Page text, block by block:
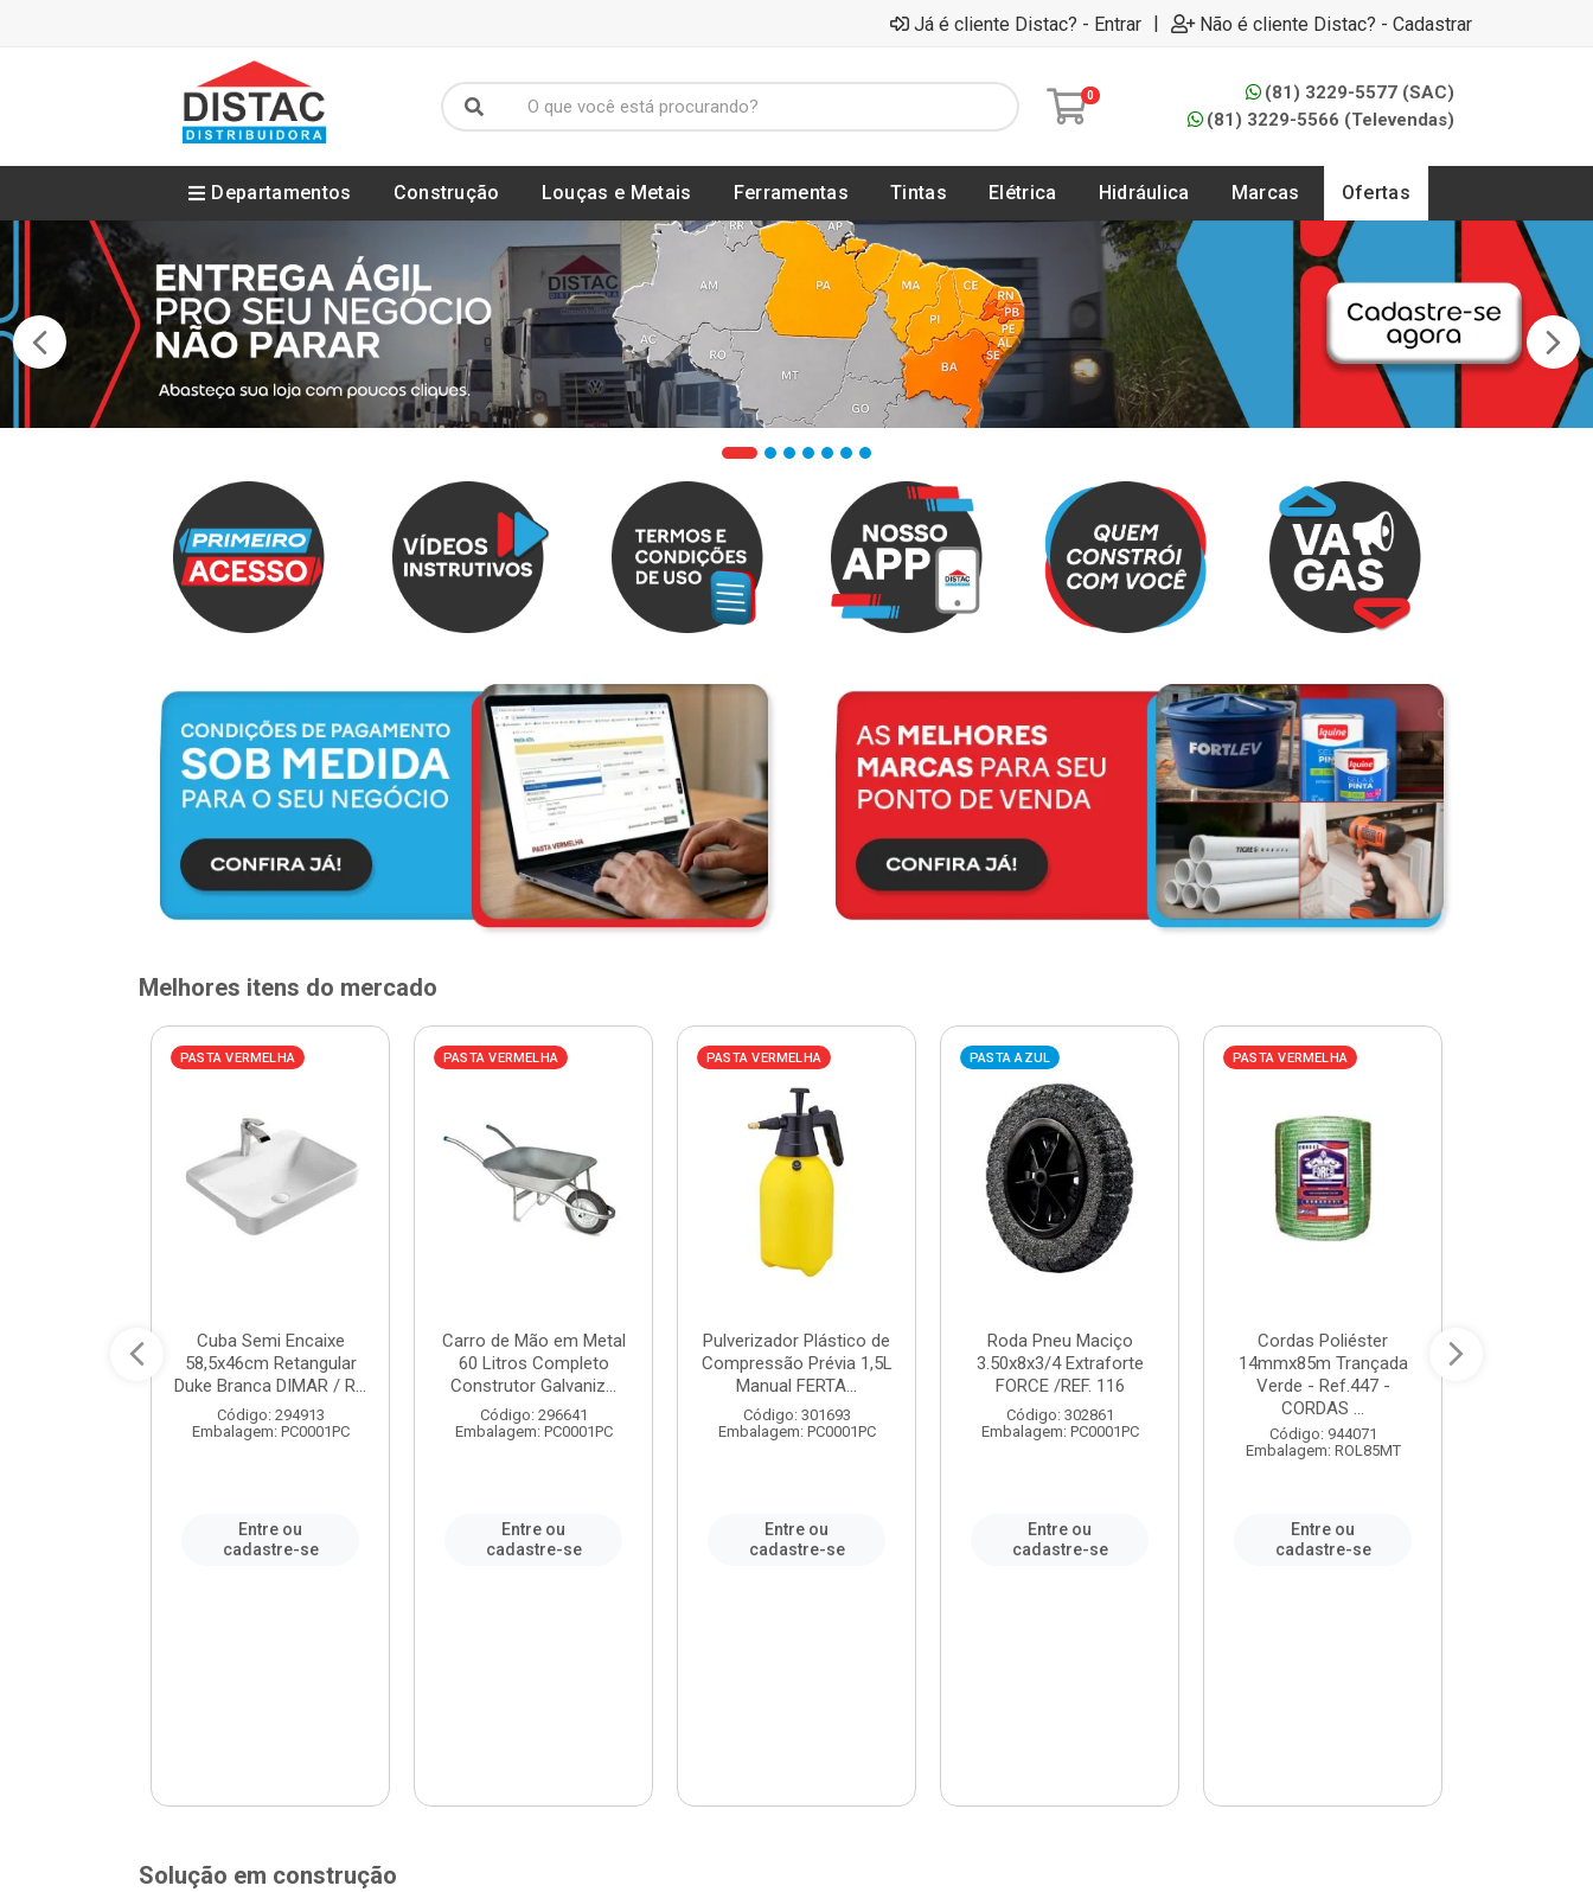
Já é cliente Distac? - Entrar | Não é cliente Distac? - Cadastrar
0
(81) 3229-5577 (SAC)
(81) 3229-5566 (Televendas)
Departamentos Construção Louças e Metais Ferramentas Tintas Elétrica Hidráulica Marcas Ofertas
Melhores itens do mercado
PASTA VERMELHA
Cuba Semi Encaixe
58,5x46cm Retangular
Duke Branca DIMAR / R...
Código: 294913
Embalagem: PC0001PC
Entre ou
cadastre-se
PASTA VERMELHA
Carro de Mão em Metal
60 Litros Completo
Construtor Galvaniz...
Código: 296641
Embalagem: PC0001PC
Entre ou
cadastre-se
PASTA VERMELHA
Pulverizador Plástico de
Compressão Prévia 1,5L
Manual FERTA...
Código: 301693
Embalagem: PC0001PC
Entre ou
cadastre-se
PASTA AZUL
Roda Pneu Maciço
3.50x8x3/4 Extraforte
FORCE /REF. 116
Código: 302861
Embalagem: PC0001PC
Entre ou
cadastre-se
PASTA VERMELHA
Cordas Poliéster
14mmx85m Trançada
Verde - Ref.447 -
CORDAS ...
Código: 944071
Embalagem: ROL85MT
Entre ou
cadastre-se
Solução em construção